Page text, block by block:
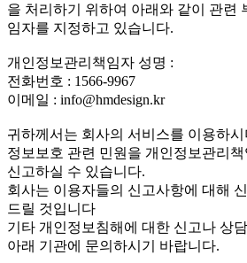
을 처리하기 위하여 아래와 같이 관련
임자를 지정하고 있습니다.
개인정보관리책임자 성명 :
전화번호 : 1566-9967
이메일 : info@hmdesign.kr
귀하께서는 회사의 서비스를 이용하
정보보호 관련 민원을 개인정보관리
신고하실 수 있습니다.
회사는 이용자들의 신고사항에 대해
드릴 것입니다
기타 개인정보침해에 대한 신고나 상
아래 기관에 문의하시기 바랍니다.